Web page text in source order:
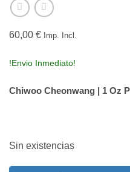
60,00 € Imp. Incl.
!Envio Inmediato!
Chiwoo Cheonwang | 1 Oz
Sin existencias